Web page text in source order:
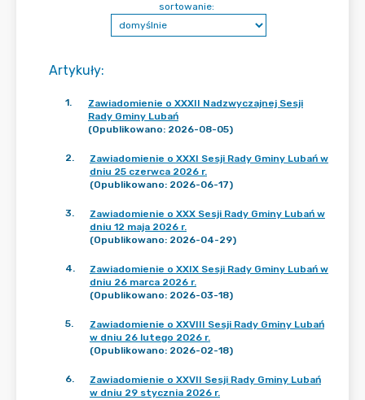
Artykuły:
sortowanie:
1.
Zawiadomienie o XXXII Nadzwyczajnej Sesji
Rady Gminy Lubań
(Opublikowano: 2026-08-05)
2.
Zawiadomienie o XXXI Sesji Rady Gminy Lubań w
dniu 25 czerwca 2026 r.
(Opublikowano: 2026-06-17)
3.
Zawiadomienie o XXX Sesji Rady Gminy Lubań w
dniu 12 maja 2026 r.
(Opublikowano: 2026-04-29)
4.
Zawiadomienie o XXIX Sesji Rady Gminy Lubań w
dniu 26 marca 2026 r.
(Opublikowano: 2026-03-18)
5.
Zawiadomienie o XXVIII Sesji Rady Gminy Lubań
w dniu 26 lutego 2026 r.
(Opublikowano: 2026-02-18)
6.
Zawiadomienie o XXVII Sesji Rady Gminy Lubań
w dniu 29 stycznia 2026 r.